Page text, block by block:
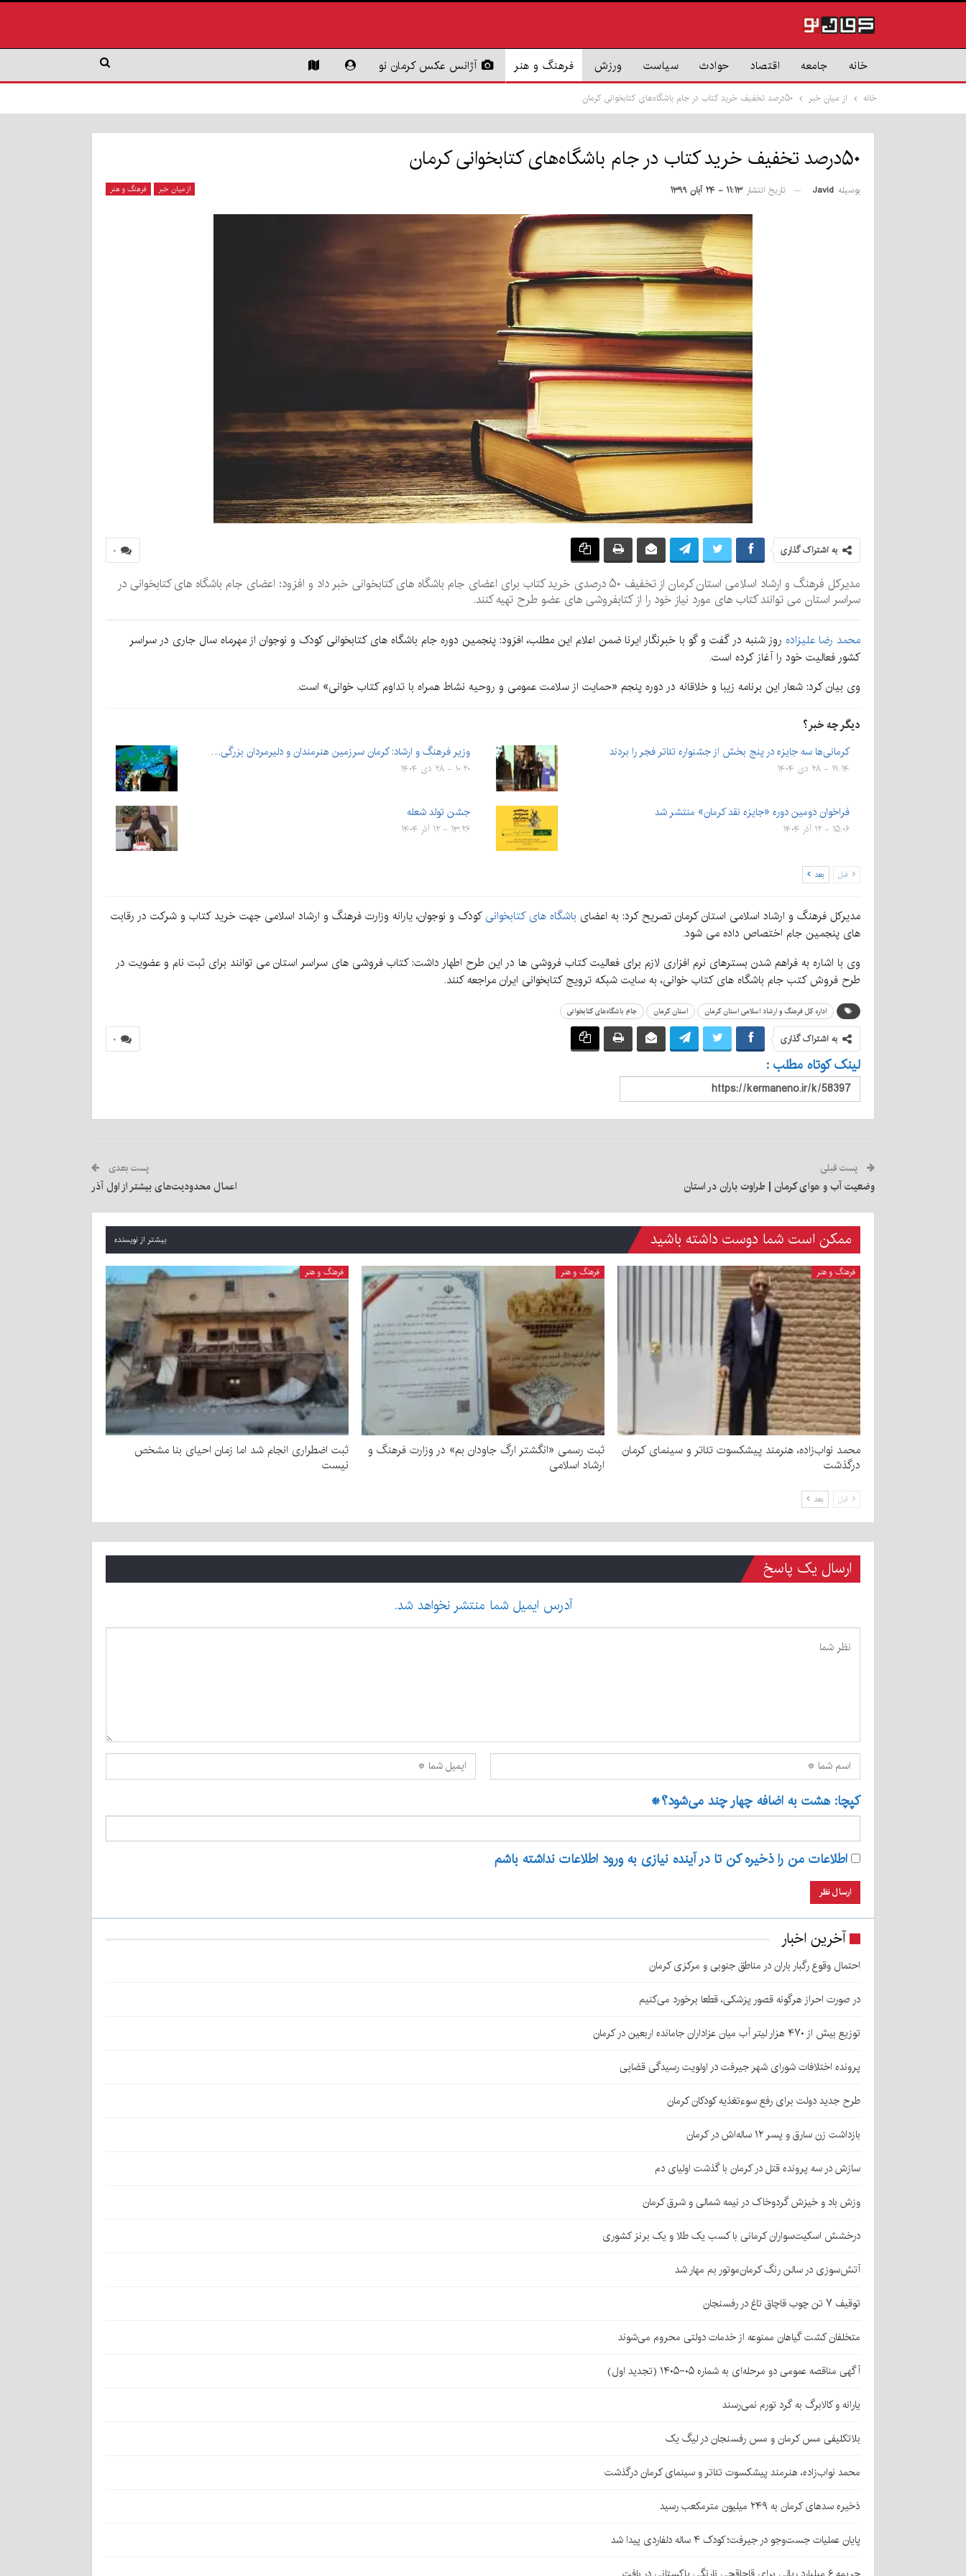
خانه جامعه اقتصاد حوادث سیاست ورزش فرهنگ و هنر آژانس عکس کرمان نو
خانه از میان خبر ۵۰درصد تخفیف خرید کتاب در جام باشگاه‌های کتابخوانی کرمان
۵۰درصد تخفیف خرید کتاب در جام باشگاه‌های کتابخوانی کرمان
از میان خبر فرهنگ و هنر بوسیله Javid تاریخ انتشار ۱۱:۱۳ - ۲۴ آبان ۱۳۹۹
۰ به اشتراک گذاری
مدیرکل فرهنگ ‌و ارشاد اسلامی استان کرمان از تخفیف ۵۰ درصدی خرید کتاب برای اعضای جام باشگاه های کتابخوانی خبر داد و افزود: اعضای جام باشگاه های کتابخوانی در
سراسر استان می توانند کتاب های مورد نیاز خود را از کتابفروشی های عضو طرح تهیه کنند.
محمد رضا علیزاده روز شنبه در گفت و گو با خبرنگار ایرنا ضمن اعلام این مطلب، افزود: پنجمین دوره جام باشگاه های کتابخوانی کودک و نوجوان از مهرماه سال جاری در سراسر
کشور فعالیت خود را آغاز کرده است.
وی بیان کرد: شعار این برنامه زیبا و خلاقانه در دوره پنجم «حمایت از سلامت عمومی و روحیه نشاط همراه با تداوم کتاب خوانی» است.
دیگر چه خبر؟
کرمانی‌ها سه جایزه در پنج بخش از جشنواره تئاتر فجر را بردند
۱۹:۱۴ - ۲۸ دی ۱۴۰۴
وزیر فرهنگ و ارشاد: کرمان سرزمین هنرمندان و دلیرمردان بزرگی…
۱۰:۲۰ - ۲۸ دی ۱۴۰۴
فراخوان دومین دوره «جایزه نقد کرمان» منتشر شد
۱۵:۰۶ - ۱۲ آذر ۱۴۰۴
جشن تولد شعله
۱۳:۲۶ - ۱۲ آذر ۱۴۰۴
قبل بعد
مدیرکل فرهنگ و ارشاد اسلامی استان کرمان تصریح کرد: به اعضای باشگاه های کتابخوانی کودک و نوجوان، یارانه وزارت فرهنگ و ارشاد اسلامی جهت خرید کتاب و شرکت در رقابت
های پنجمین جام اختصاص داده می شود.
وی با اشاره به فراهم شدن بسترهای نرم افزاری لازم برای فعالیت کتاب فروشی ها در این طرح اطهار داشت: کتاب فروشی های سراسر استان می توانند برای ثبت نام و عضویت در
طرح فروش کتب جام باشگاه های کتاب خوانی، به سایت شبکه ترویج کتابخوانی ایران مراجعه کنند.
اداره کل فرهنگ و ارشاد اسلامی استان کرمان استان کرمان جام باشگاه‌های کتابخوانی
۰ به اشتراک گذاری
لینک کوتاه مطلب :
پست قبلی
وضعیت آب و هوای کرمان | طراوت باران در استان
پست بعدی
اعمال محدودیت‌های بیشتر از اول آذر
ممکن است شما دوست داشته باشید بیشتر از نویسنده
فرهنگ و هنر
محمد نواب‌زاده، هنرمند پیشکسوت تئاتر و سینمای کرمان
درگذشت
فرهنگ و هنر
ثبت رسمی «انگشتر ارگ جاودان بم» در وزارت فرهنگ و
ارشاد اسلامی
فرهنگ و هنر
ثبت اضطراری انجام شد اما زمان احیای بنا مشخص
نیست
قبل بعد
ارسال یک پاسخ
آدرس ایمیل شما منتشر نخواهد شد.
کپچا: هشت به اضافه چهار چند می‌شود؟*
اطلاعات من را ذخیره کن تا در آینده نیازی به ورود اطلاعات نداشته باشم
آخرین اخبار
احتمال وقوع رگبار باران در مناطق جنوبی و مرکزی کرمان
در صورت احراز هرگونه قصور پزشکی، قطعا برخورد می‌کنیم
توزیع بیش از ۴۷۰ هزار لیتر آب میان عزاداران جامانده اربعین در کرمان
پرونده اختلافات شورای شهر جیرفت در اولویت رسیدگی قضایی
طرح جدید دولت برای رفع سوءتغذیه کودکان کرمان
بازداشت زن سارق و پسر ۱۲ ساله‌اش در کرمان
سازش در سه پرونده قتل در کرمان با گذشت اولیای دم
وزش باد و خیزش گردوخاک در نیمه شمالی و شرق کرمان
درخشش اسکیت‌سواران کرمانی با کسب یک طلا و یک برنز کشوری
آتش‌سوزی در سالن رنگ کرمان‌موتور بم مهار شد
توقیف ۷ تن چوب قاچاق تاغ در رفسنجان
متخلفان کشت گیاهان ممنوعه از خدمات دولتی محروم می‌شوند
آگهی مناقصه عمومی دو مرحله‌ای به شماره ۰۵-۱۴۰۵ (تجدید اول)
یارانه و کالابرگ به گرد تورم نمی‌رسند
بلاتکلیفی مس کرمان و مس رفسنجان در لیگ یک
محمد نواب‌زاده، هنرمند پیشکسوت تئاتر و سینمای کرمان درگذشت
ذخیره سدهای کرمان به ۲۴۹ میلیون مترمکعب رسید
پایان عملیات جست‌وجو در جیرفت؛ کودک ۴ ساله دلفاردی پیدا شد